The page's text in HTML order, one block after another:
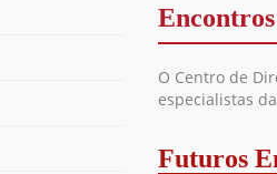
Encontros
O Centro de
especialistas
Futuros